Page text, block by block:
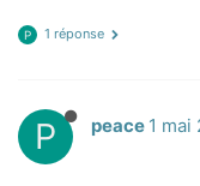
P 1 réponse
P peace 1 mai